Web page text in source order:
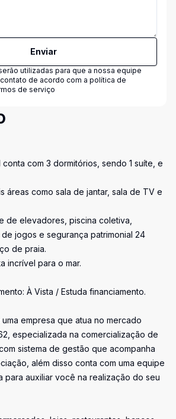
Enviar
utilizadas para que a nossa equipe
de acordo com a política de
de serviço
conta com 3 dormitórios, sendo 1 suíte, e
áreas como sala de jantar, sala de TV e
de elevadores, piscina coletiva,
jogos e segurança patrimonial 24
de praia.
incrível para o mar.
À Vista / Estuda financiamento.
uma empresa que atua no mercado
especializada na comercialização de
sistema de gestão que acompanha
além disso conta com uma equipe
para auxiliar você na realização do seu